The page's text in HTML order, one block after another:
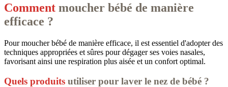
Comment moucher bébé de manière
efficace ?
Pour moucher bébé de manière efficace, il est essentiel d'adopter des
techniques appropriées et sûres pour dégager ses voies nasales,
favorisant ainsi une respiration plus aisée et un confort optimal.
Quels produits utiliser pour laver le nez de bébé ?